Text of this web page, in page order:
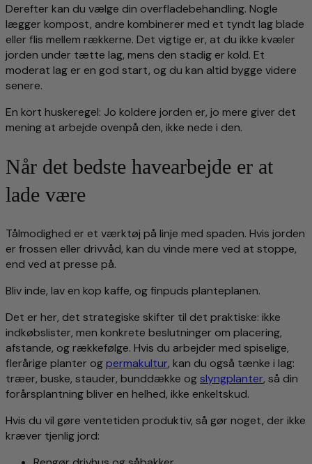
Derefter kan du vælge din overfladebehandling. Nogle
lægger kompost, andre kombinerer med et tyndt lag blade
eller flis mellem rækkerne. Det vigtige er, at du ikke kvæler
jorden under tætte lag, mens den stadig er kold. Et
moderat lag er en god start, og du kan altid bygge videre
senere.
En kort huskeregel: Jo koldere jorden er, jo mere giver det
mening at arbejde ovenpå den, ikke nede i den.
Når det bedste havearbejde er at
lade være
Tålmodighed er et værktøj på linje med spaden. Hvis jorden
er frossen eller drivvåd, kan du vinde mere ved at stoppe,
end ved at presse på.
Bliv inde, lav en kop kaffe, og finpuds planteplanen.
Det er her, det strategiske skifter til det praktiske: ikke
indkøbslister, men konkrete beslutninger om placering,
afstande, og rækkefølge. Hvis du arbejder med spiselige,
flerårige planter ogpermakultur, kan du også tænke i lag:
træer, buske, stauder, bunddække ogslyngplanter, så din
forårsplantning bliver en helhed, ikke enkeltskud.
Hvis du vil gøre ventetiden produktiv, så gør noget, der ikke
kræver tjenlig jord: